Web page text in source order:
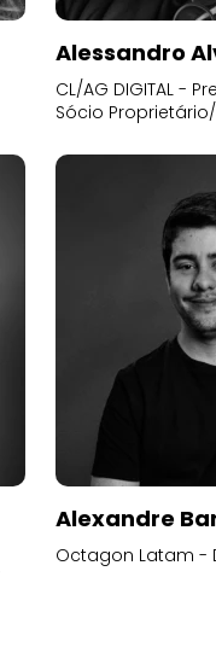
Alessandro
CL/AG DIGITAL -
Sócio
Alexandre
Octagon Latam -